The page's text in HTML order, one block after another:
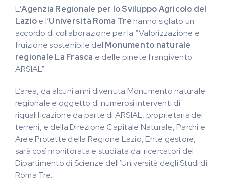
L‘Agenzia Regionale per lo Sviluppo Agricolo del
Lazioe l’Università Roma Trehanno siglato un
accordo di collaborazione per la “Valorizzazione e
fruizione sostenibile del Monumento naturale
regionale La Frasca e delle pinete frangivento
ARSIAL”.
L’area, da alcuni anni divenuta Monumento naturale
regionale e oggetto di numerosi interventi di
riqualificazione da parte di ARSIAL, proprietaria dei
terreni, e della Direzione Capitale Naturale, Parchi e
Aree Protette della Regione Lazio, Ente gestore,
sarà così monitorata e studiata dai ricercatori del
Dipartimento di Scienze dell’Università degli Studi di
Roma Tre.